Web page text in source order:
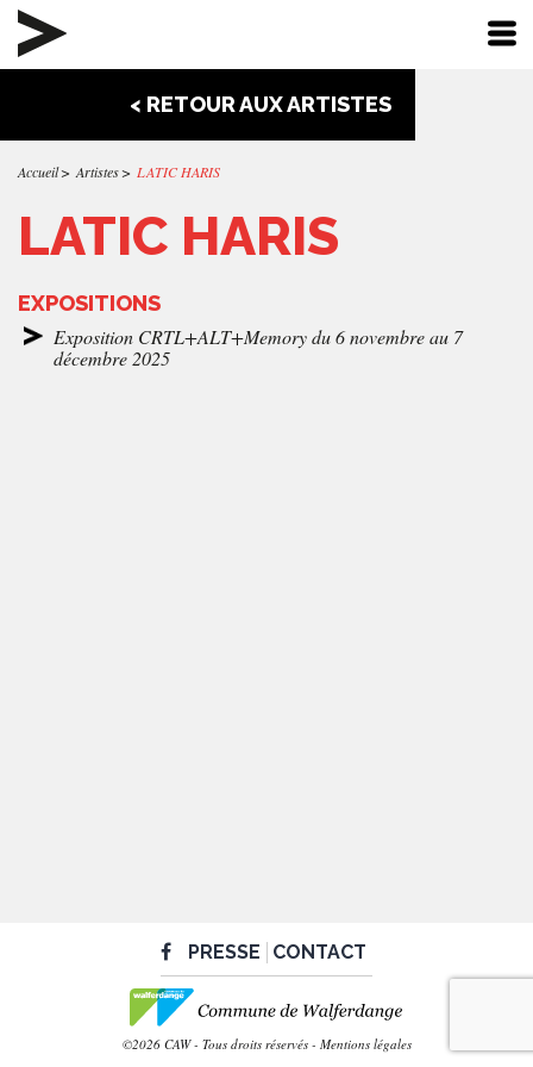
< RETOUR AUX ARTISTES
Accueil Artistes LATIC HARIS
LATIC HARIS
EXPOSITIONS
Exposition CRTL+ALT+Memory du 6 novembre au 7
décembre 2025
PRESSE CONTACT
©2026 CAW - Tous droits réservés - Mentions légales